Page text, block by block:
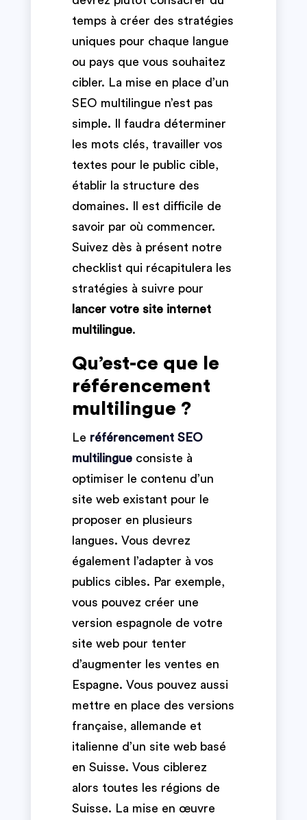
temps à créer des stratégies
uniques pour chaque langue
ou pays que vous souhaitez
cibler. La mise en place d’un
SEO multilingue n’est pas
simple. Il faudra déterminer
les mots clés, travailler vos
textes pour le public cible,
établir la structure des
domaines. Il est difficile de
savoir par où commencer.
Suivez dès à présent notre
checklist qui récapitulera les
stratégies à suivre pour
lancer votre site internet
multilingue.
Qu’est-ce que le
référencement
multilingue ?
Le référencement SEO
multilingueconsiste à
optimiser le contenu d’un
site web existant pour le
proposer en plusieurs
langues. Vous devrez
également l’adapter à vos
publics cibles. Par exemple,
vous pouvez créer une
version espagnole de votre
site web pour tenter
d’augmenter les ventes en
Espagne. Vous pouvez aussi
mettre en place des versions
française, allemande et
italienne d’un site web basé
en Suisse. Vous ciblerez
alors toutes les régions de
Suisse. La mise en œuvre